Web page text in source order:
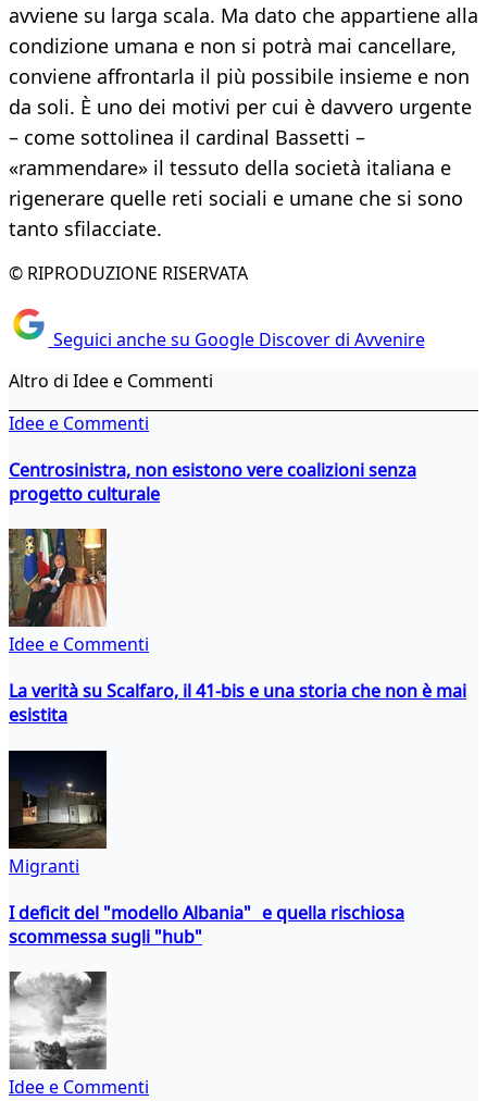
avviene su larga scala. Ma dato che appartiene alla
condizione umana e non si potrà mai cancellare,
conviene affrontarla il più possibile insieme e non
da soli. È uno dei motivi per cui è davvero urgente
– come sottolinea il cardinal Bassetti –
«rammendare» il tessuto della società italiana e
rigenerare quelle reti sociali e umane che si sono
tanto sfilacciate.
© RIPRODUZIONE RISERVATA
Seguici anche su Google Discover di Avvenire
Altro di Idee e Commenti
Idee e Commenti
Centrosinistra, non esistono vere coalizioni senza
progetto culturale
Idee e Commenti
La verità su Scalfaro, il 41-bis e una storia che non è mai
esistita
Migranti
I deficit del "modello Albania" e quella rischiosa
scommessa sugli "hub"
Idee e Commenti